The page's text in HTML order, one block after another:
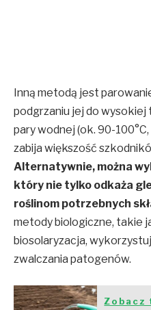
Inną metodą jest
podgrzaniu jej do
pary wodnej (ok. 90-
zabija większość
Alternatywnie, można
który nie tylko odkaża
roślinom potrzebnych
metody biologiczne, takie
biosolaryzacja,
zwalczania patogenów.
Zobacz